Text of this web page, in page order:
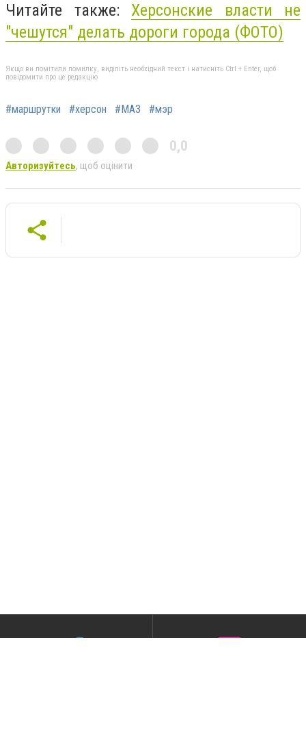
Читайте также: Херсонские власти не
"чешутся" делать дороги города (ФОТО)
Якщо ви помітили помилку, виділіть необхідний текст і натисніть Ctrl + Enter, щоб
повідомити про це редакцію
#маршрутки #херсон #МАЗ #мэр
0,0
Авторизуйтесь, щоб оцінити